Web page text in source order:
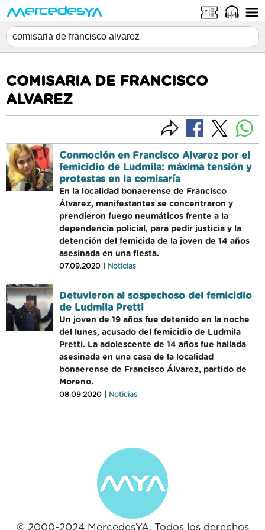
COMISARIA DE FRANCISCO
ALVAREZ
Conmoción en Francisco Alvarez por el
femicidio de Ludmila: máxima tensión y
protestas en la comisaría
En la localidad bonaerense de Francisco
Álvarez, manifestantes se concentraron y
prendieron fuego neumáticos frente a la
dependencia policial, para pedir justicia y la
detención del femicida de la joven de 14 años
asesinada en una fiesta.
07.09.2020 | Noticias
Detuvieron al sospechoso del femicidio
de Ludmila Pretti
Un joven de 19 años fue detenido en la noche
del lunes, acusado del femicidio de Ludmila
Pretti. La adolescente de 14 años fue hallada
asesinada en una casa de la localidad
bonaerense de Francisco Álvarez, partido de
Moreno.
08.09.2020 | Noticias
© 2000-2024 MercedesYA. Todos los derechos